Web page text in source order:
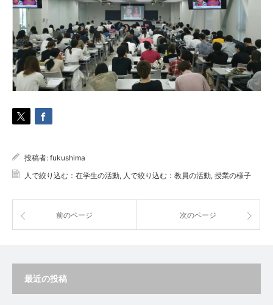
投稿者: fukushima
人で絞り込む：在学生の活動, 人で絞り込む：教員の活動, 授業の様子
前のページ 次のページ
最近の投稿